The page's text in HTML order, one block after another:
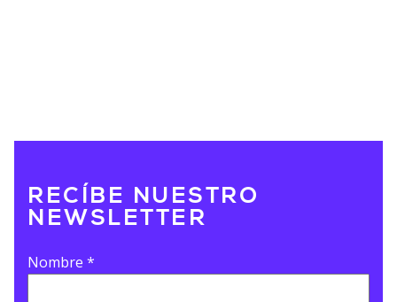
RECÍBE NUESTRO
NEWSLETTER
Nombre *